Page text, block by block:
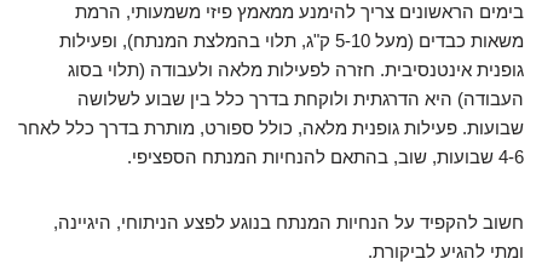
בימים הראשונים צריך להימנע ממאמץ פיזי משמעותי, הרמת
משאות כבדים (מעל 5-10 ק"ג, תלוי בהמלצת המנתח), ופעילות
גופנית אינטנסיבית. חזרה לפעילות מלאה ולעבודה (תלוי בסוג
העבודה) היא הדרגתית ולוקחת בדרך כלל בין שבוע לשלושה
שבועות. פעילות גופנית מלאה, כולל ספורט, מותרת בדרך כלל לאחר
4-6 שבועות, שוב, בהתאם להנחיות המנתח הספציפי.
חשוב להקפיד על הנחיות המנתח בנוגע לפצע הניתוחי, היגיינה,
ומתי להגיע לביקורת.